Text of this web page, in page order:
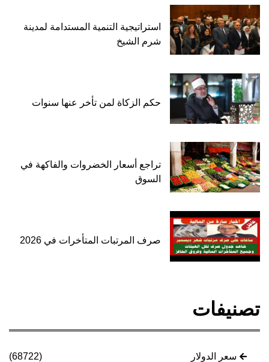
استراتيجية التنمية المستدامة لمدينة
شرم الشيخ
حكم الزكاة لمن تأخر عنها سنوات
تراجع أسعار الخضروات والفاكهة في
السوق
صرف المرتبات المتأخرات في 2026
تصنيفات
سعر الدولار (68722)